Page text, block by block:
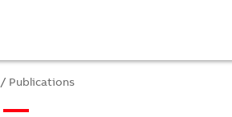
/ Publications